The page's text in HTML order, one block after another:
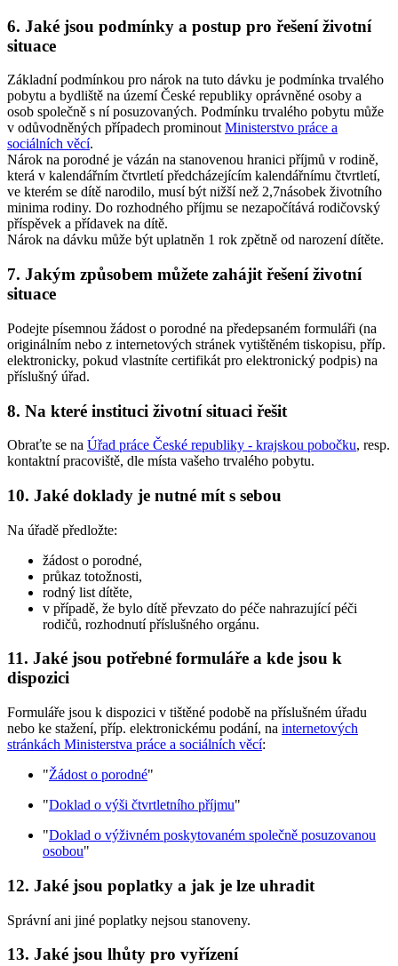
6. Jaké jsou podmínky a postup pro řešení životní
situace
Základní podmínkou pro nárok na tuto dávku je podmínka trvalého
pobytu a bydliště na území České republiky oprávněné osoby a
osob společně s ní posuzovaných. Podmínku trvalého pobytu může
v odůvodněných případech prominout Ministerstvo práce a
sociálních věcí.
Nárok na porodné je vázán na stanovenou hranici příjmů v rodině,
která v kalendářním čtvrtletí předcházejícím kalendářnímu čtvrtletí,
ve kterém se dítě narodilo, musí být nižší než 2,7násobek životního
minima rodiny. Do rozhodného příjmu se nezapočítává rodičovský
příspěvek a přídavek na dítě.
Nárok na dávku může být uplatněn 1 rok zpětně od narození dítěte.
7. Jakým způsobem můžete zahájit řešení životní
situace
Podejte písemnou žádost o porodné na předepsaném formuláři (na
originálním nebo z internetových stránek vytištěném tiskopisu, příp.
elektronicky, pokud vlastníte certifikát pro elektronický podpis) na
příslušný úřad.
8. Na které instituci životní situaci řešit
Obraťte se na Úřad práce České republiky - krajskou pobočku, resp.
kontaktní pracoviště, dle místa vašeho trvalého pobytu.
10. Jaké doklady je nutné mít s sebou
Na úřadě předložte:
žádost o porodné,
průkaz totožnosti,
rodný list dítěte,
v případě, že bylo dítě převzato do péče nahrazující péči
rodičů, rozhodnutí příslušného orgánu.
11. Jaké jsou potřebné formuláře a kde jsou k
dispozici
Formuláře jsou k dispozici v tištěné podobě na příslušném úřadu
nebo ke stažení, příp. elektronickému podání, na internetových
stránkách Ministerstva práce a sociálních věcí:
"Žádost o porodné"
"Doklad o výši čtvrtletního příjmu"
"Doklad o výživném poskytovaném společně posuzovanou
osobou"
12. Jaké jsou poplatky a jak je lze uhradit
Správní ani jiné poplatky nejsou stanoveny.
13. Jaké jsou lhůty pro vyřízení